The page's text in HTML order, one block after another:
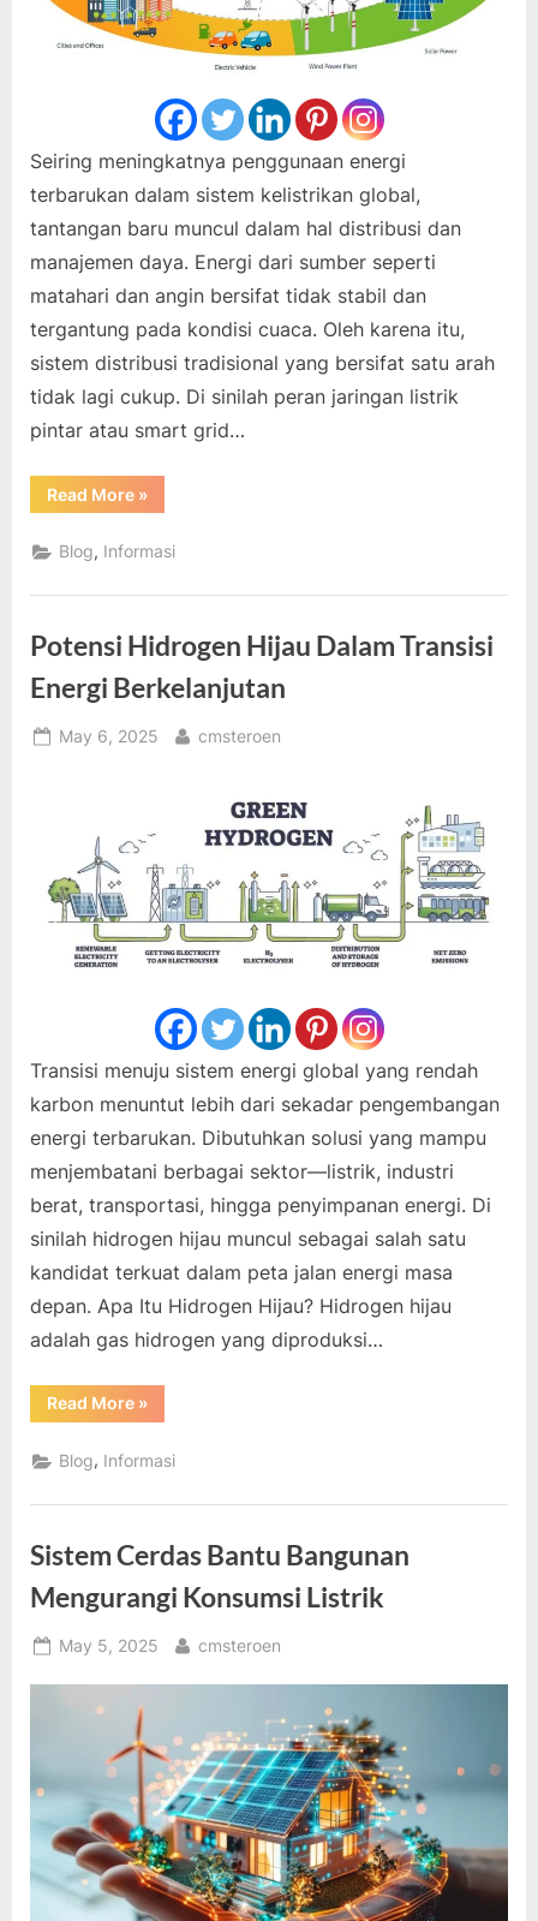
Seiring meningkatnya penggunaan energi
terbarukan dalam sistem kelistrikan global,
tantangan baru muncul dalam hal distribusi dan
manajemen daya. Energi dari sumber seperti
matahari dan angin bersifat tidak stabil dan
tergantung pada kondisi cuaca. Oleh karena itu,
sistem distribusi tradisional yang bersifat satu arah
tidak lagi cukup. Di sinilah peran jaringan listrik
pintar atau smart grid…
Read More“Jaringan
Listrik
Dukung
Distribusi
Terbarukan”
»
Blog, Informasi
Potensi Hidrogen Hijau Dalam Transisi
Energi Berkelanjutan
Posted
May 6, 2025 By
cmsteroen
Transisi menuju sistem energi global yang rendah
karbon menuntut lebih dari sekadar pengembangan
energi terbarukan. Dibutuhkan solusi yang mampu
menjembatani berbagai sektor—listrik, industri
berat, transportasi, hingga penyimpanan energi. Di
sinilah hidrogen hijau muncul sebagai salah satu
kandidat terkuat dalam peta jalan energi masa
depan. Apa Itu Hidrogen Hijau? Hidrogen hijau
adalah gas hidrogen yang diproduksi…
Read More“Potensi
Hidrogen
Dalam
Transisi
Berkelanjutan”
»
Blog, Informasi
Sistem Cerdas Bantu Bangunan
Mengurangi Konsumsi Listrik
Posted
May 5, 2025 By
cmsteroen